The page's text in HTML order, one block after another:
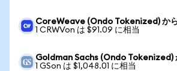
CoreWeave (Ondo Tokenized) か
1 CRWVon は $91.09 に相当
Goldman Sachs (Ondo Tokenized)
1 GSon は $1,048.01 に相当